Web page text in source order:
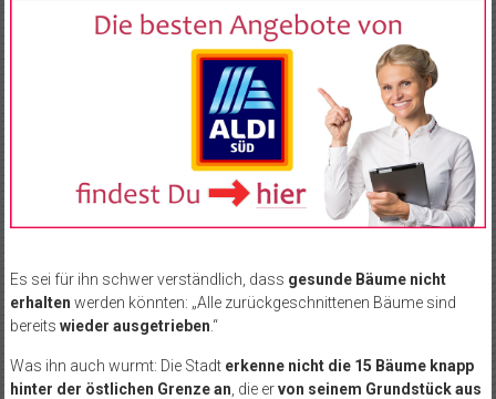
Es sei für ihn schwer verständlich, dass gesunde Bäume nicht
erhalten werden könnten: „Alle zurückgeschnittenen Bäume sind
bereits wieder ausgetrieben .“
Was ihn auch wurmt: Die Stadt erkenne nicht die 15 Bäume knapp
hinter der östlichen Grenze an , die ervon seinem Grundstück aus